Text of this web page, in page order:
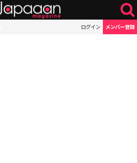
ログイン メンバー登録